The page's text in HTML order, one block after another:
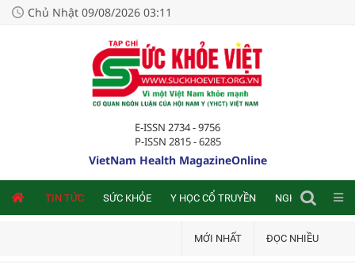
Chủ Nhật 09/08/2026 03:11
E-ISSN 2734 - 9756
P-ISSN 2815 - 6285
VietNam Health MagazineOnline
TIN TỨC SỨC KHỎE Y HỌC CỔ TRUYỀN NGHIÊN CỨU
MỚI NHẤT ĐỌC NHIỀU